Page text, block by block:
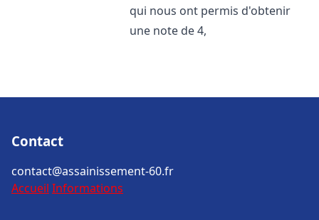
qui nous ont permis d'obtenir
une note de 4,
Contact
contact@assainissement-60.fr
Accueil Informations